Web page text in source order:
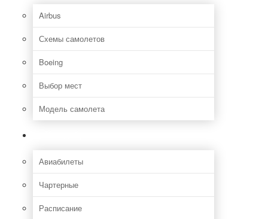
Airbus
Схемы самолетов
Boeing
Выбор мест
Модель самолета
Авиабилеты
Чартерные
Расписание